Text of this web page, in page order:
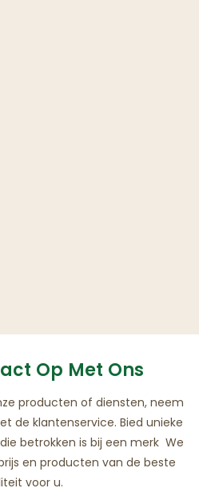
Op Met Ons
producten of diensten, neem
de klantenservice. Bied unieke
betrokken is bij een merk We
en producten van de beste
voor u.